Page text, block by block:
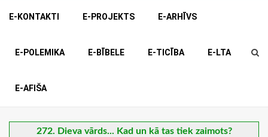
E-KONTAKTI E-PROJEKTS E-ARHĪVS
E-POLEMIKA E-BĪBELE E-TICĪBA E-LTA
E-AFIŠA
272. Dieva vārds... Kad un kā tas tiek zaimots?